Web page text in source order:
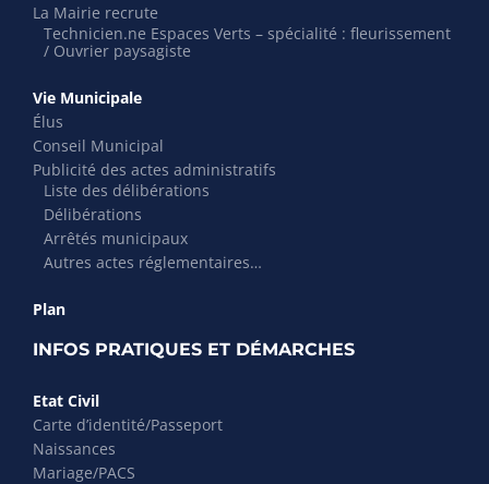
La Mairie recrute
Technicien.ne Espaces Verts – spécialité : fleurissement
/ Ouvrier paysagiste
Vie Municipale
Élus
Conseil Municipal
Publicité des actes administratifs
Liste des délibérations
Délibérations
Arrêtés municipaux
Autres actes réglementaires…
Plan
INFOS PRATIQUES ET DÉMARCHES
Etat Civil
Carte d’identité/Passeport
Naissances
Mariage/PACS